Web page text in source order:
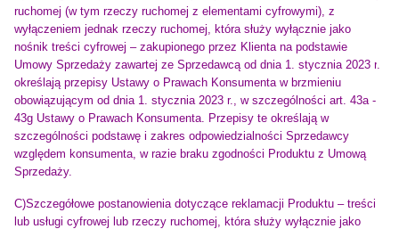
ruchomej (w tym rzeczy ruchomej z elementami cyfrowymi), z
wyłączeniem jednak rzeczy ruchomej, która służy wyłącznie jako
nośnik treści cyfrowej – zakupionego przez Klienta na podstawie
Umowy Sprzedaży zawartej ze Sprzedawcą od dnia 1. stycznia 2023 r.
określają przepisy Ustawy o Prawach Konsumenta w brzmieniu
obowiązującym od dnia 1. stycznia 2023 r., w szczególności art. 43a -
43g Ustawy o Prawach Konsumenta. Przepisy te określają w
szczególności podstawę i zakres odpowiedzialności Sprzedawcy
względem konsumenta, w razie braku zgodności Produktu z Umową
Sprzedaży.
C)Szczegółowe postanowienia dotyczące reklamacji Produktu – treści
lub usługi cyfrowej lub rzeczy ruchomej, która służy wyłącznie jako